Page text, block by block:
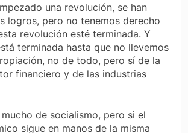
una revolución, se han
logros, pero no tenemos derecho
revolución esté terminada. Y
terminada hasta que no llevemos
no de todo, pero sí de la
financiero y de las industrias
de socialismo, pero si el
sigue en manos de la misma